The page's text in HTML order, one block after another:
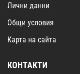
Лични данни
Общи условия
Карта на сайта
КОНТАКТИ